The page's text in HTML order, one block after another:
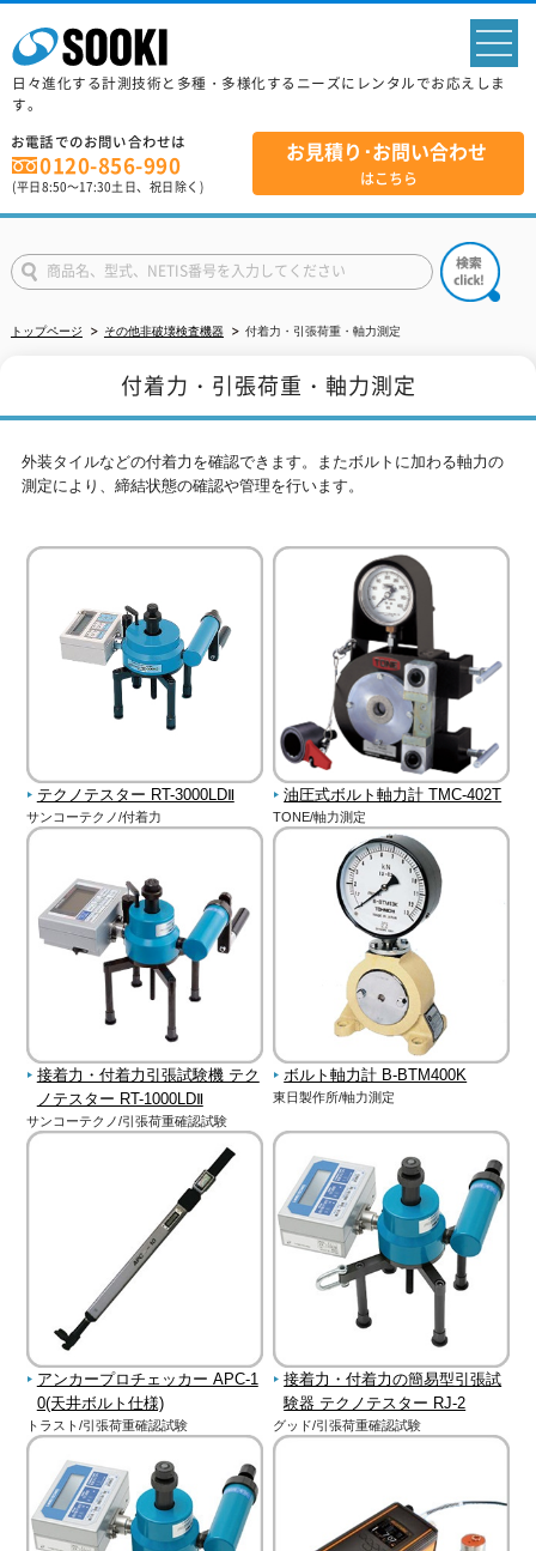
日々進化する計測技術と多種・多様化するニーズにレンタルでお応えしま
す。
お電話でのお問い合わせは
0120-856-990
(平日8:50～17:30土日、祝日除く)
お見積り･お問い合わせ
はこちら
トップページ その他非破壊検査機器 付着力・引張荷重・軸力測定
付着力・引張荷重・軸力測定
外装タイルなどの付着力を確認できます。またボルトに加わる軸力の
測定により、締結状態の確認や管理を行います。
テクノテスター RT-3000LDⅡ
サンコーテクノ/付着力
油圧式ボルト軸力計 TMC-402T
TONE/軸力測定
接着力・付着力引張試験機 テク
ノテスター RT-1000LDⅡ
サンコーテクノ/引張荷重確認試験
ボルト軸力計 B-BTM400K
東日製作所/軸力測定
アンカープロチェッカー APC-1
0(天井ボルト仕様)
トラスト/引張荷重確認試験
接着力・付着力の簡易型引張試
験器 テクノテスター RJ-2
グッド/引張荷重確認試験